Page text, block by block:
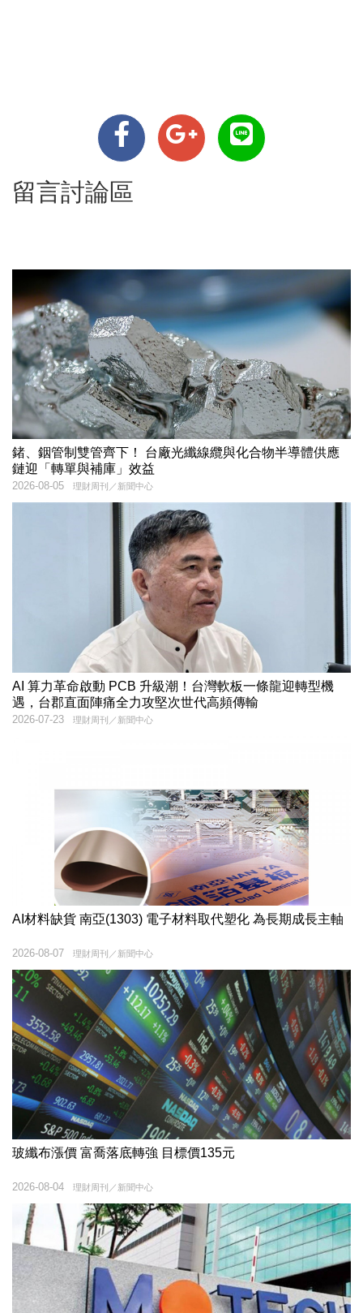
留言討論區
鍺、銦管制雙管齊下！ 台廠光纖線纜與化合物半導體供應
鏈迎「轉單與補庫」效益
理財周刊／新聞中心
2026-08-05
AI 算力革命啟動 PCB 升級潮！台灣軟板一條龍迎轉型機
遇，台郡直面陣痛全力攻堅次世代高頻傳輸
理財周刊／新聞中心
2026-07-23
AI材料缺貨 南亞(1303) 電子材料取代塑化 為長期成長主軸
理財周刊／新聞中心
2026-08-07
玻纖布漲價 富喬落底轉強 目標價135元
理財周刊／新聞中心
2026-08-04